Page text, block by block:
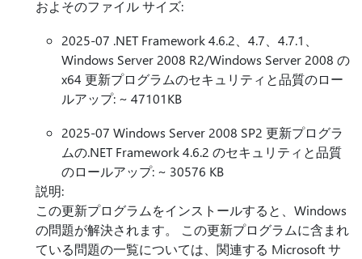
およそのファイル サイズ:
2025-07 .NET Framework 4.6.2、4.7、4.7.1、
Windows Server 2008 R2/Windows Server 2008 の
x64 更新プログラムのセキュリティと品質のロー
ルアップ: ~ 47101KB
2025-07 Windows Server 2008 SP2 更新プログラ
ムの.NET Framework 4.6.2 のセキュリティと品質
のロールアップ: ~ 30576 KB
説明:
この更新プログラムをインストールすると、Windows
の問題が解決されます。 この更新プログラムに含まれ
ている問題の一覧については、関連する Microsoft サ